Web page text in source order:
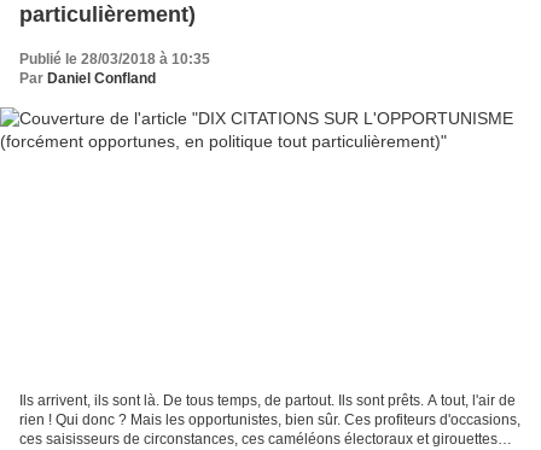
particulièrement)
Publié le 28/03/2018 à 10:35
Par Daniel Confland
Ils arrivent, ils sont là. De tous temps, de partout. Ils sont prêts. A tout, l'air de
rien ! Qui donc ? Mais les opportunistes, bien sûr. Ces profiteurs d'occasions,
ces saisisseurs de circonstances, ces caméléons électoraux et girouettes